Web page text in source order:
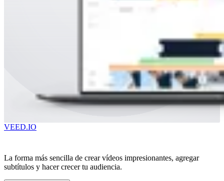
VEED.IO
La forma más sencilla de crear vídeos impresionantes, agregar
subtítulos y hacer crecer tu audiencia.